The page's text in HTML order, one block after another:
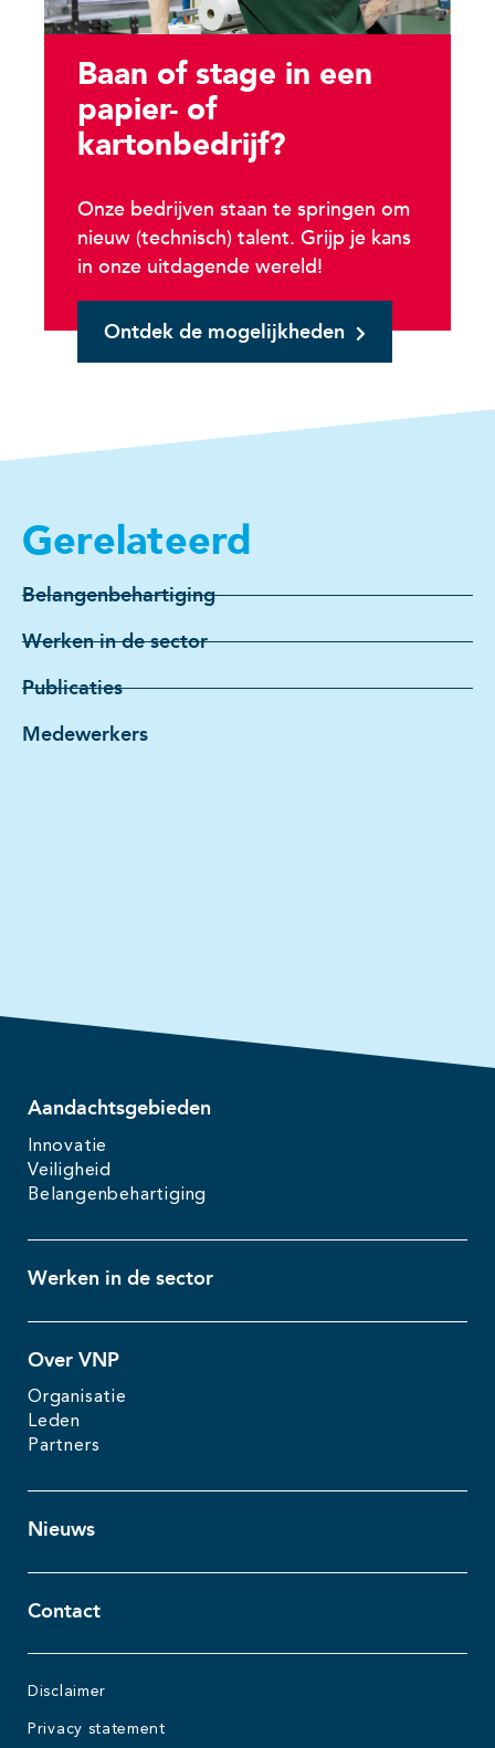
Baan of stage in een
papier- of
kartonbedrijf?
Onze bedrijven staan te springen om
nieuw (technisch) talent. Grijp je kans
in onze uitdagende wereld!
Ontdek de mogelijkheden
Gerelateerd
Belangenbehartiging
Werken in de sector
Publicaties
Medewerkers
Aandachtsgebieden
Innovatie
Veiligheid
Belangenbehartiging
Werken in de sector
Over VNP
Organisatie
Leden
Partners
Nieuws
Contact
Disclaimer
Privacy statement